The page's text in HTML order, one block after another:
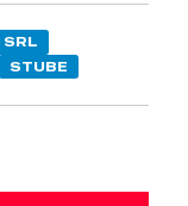
SRL
STUBE